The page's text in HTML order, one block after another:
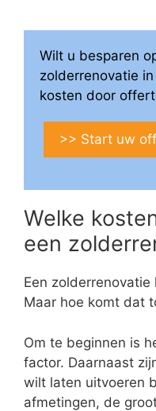
Wilt u besparen
zolderrenovatie
kosten door
>> Start uw
Welke
een
Een
Maar hoe komt dat
Om te beginnen is
factor. Daarnaast
wilt laten uitvoeren
afmetingen, de